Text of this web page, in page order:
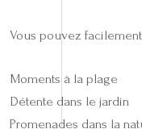
Vous pouvez
Moments à la plage
Détente dans le jardin
Promenades dans la